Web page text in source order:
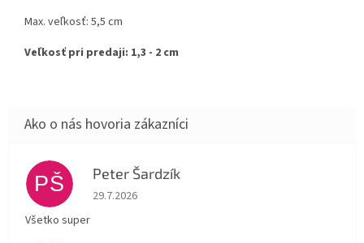
Max. veľkosť: 5,5 cm
Veľkosť pri predaji: 1,3 - 2 cm
PŠ Peter Šardzík
Hodnotenie obchodu je 5 z 5 hviezdičiek.
29.7.2026
Všetko super